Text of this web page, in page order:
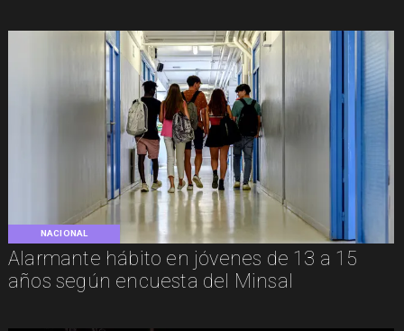
NACIONAL
Alarmante hábito en jóvenes de 13 a 15
años según encuesta del Minsal